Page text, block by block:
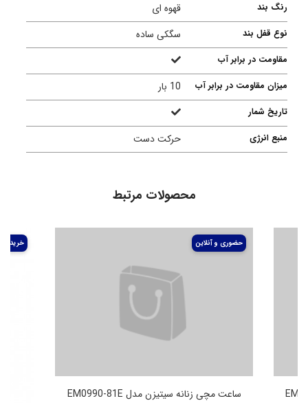
رنگ بند قهوه ای
نوع قفل بند سگکی ساده
مقاومت در برابر آب
میزان مقاومت در برابر آب
10 بار
تاریخ شمار
منبع انرژی
حرکت دست
محصولات مرتبط
ساعت مچی زنانه سیتیزن مدل EM0990-81E